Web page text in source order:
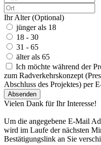
Ihr Alter (Optional)
jünger als 18
18 - 30
31 - 65
älter als 65
Ich möchte während der
zum Radverkehrskonzept
Abschluss des Projektes) per
Absenden
Vielen Dank für Ihr Interesse!
Um die angegebene E-Mail
wird im Laufe der nächsten
Bestätigungslink an Sie